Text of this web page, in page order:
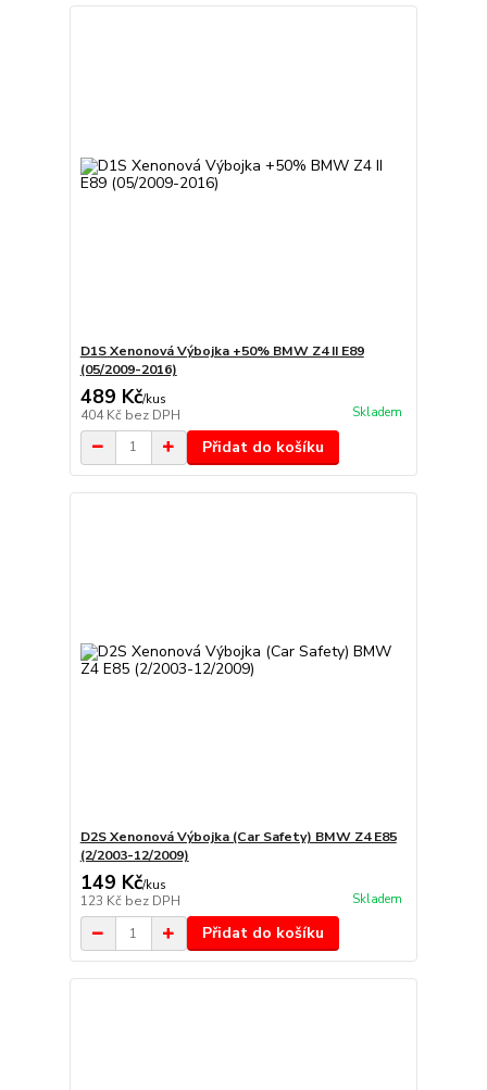
D1S Xenonová Výbojka +50% BMW Z4 II E89
(05/2009-2016)
489 Kč/kus
404 Kč bez DPH Skladem
Přidat do košíku
D2S Xenonová Výbojka (Car Safety) BMW Z4 E85
(2/2003-12/2009)
149 Kč/kus
123 Kč bez DPH Skladem
Přidat do košíku